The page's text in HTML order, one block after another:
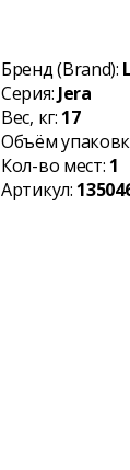
Бренд (Brand):
Серия: Jera
Вес, кг: 17
Объём
Кол-во мест: 1
Артикул: